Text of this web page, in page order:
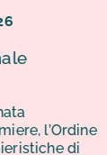
Passi di
Passi di Cura
lunga e
una bellissima